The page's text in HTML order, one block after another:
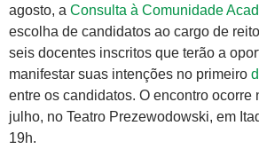
agosto, a Consulta à Comunidade
escolha de candidatos ao cargo de
seis docentes inscritos que terão a
manifestar suas intenções no primeiro
entre os candidatos. O encontro ocorre
julho, no Teatro Prezewodowski, em
19h.